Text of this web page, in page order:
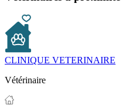
CLINIQUE VETERINAIRE
Vétérinaire